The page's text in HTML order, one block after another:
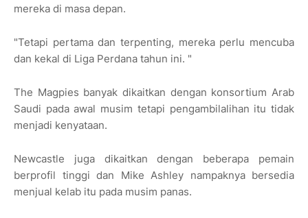
mereka di masa depan.
"Tetapi pertama dan terpenting, mereka perlu mencuba
dan kekal di Liga Perdana tahun ini. "
The Magpies banyak dikaitkan dengan konsortium Arab
Saudi pada awal musim tetapi pengambilalihan itu tidak
menjadi kenyataan.
Newcastle juga dikaitkan dengan beberapa pemain
berprofil tinggi dan Mike Ashley nampaknya bersedia
menjual kelab itu pada musim panas.